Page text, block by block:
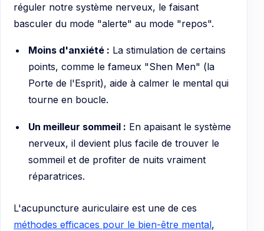
réguler notre système nerveux, le faisant
basculer du mode "alerte" au mode "repos".
Moins d'anxiété : La stimulation de certains
points, comme le fameux "Shen Men" (la
Porte de l'Esprit), aide à calmer le mental qui
tourne en boucle.
Un meilleur sommeil : En apaisant le système
nerveux, il devient plus facile de trouver le
sommeil et de profiter de nuits vraiment
réparatrices.
L'acupuncture auriculaire est une de ces
méthodes efficaces pour le bien-être mental,